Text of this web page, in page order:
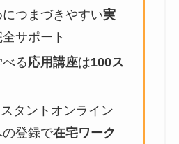
つまづきやすい実
全サポート
る応用講座は100ス
タントオンライン
登録で在宅ワーク